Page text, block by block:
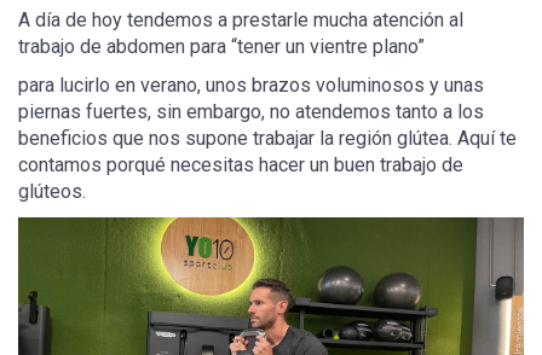
A día de hoy tendemos a prestarle mucha atención al
trabajo de abdomen para “tener un vientre plano”
para lucirlo en verano, unos brazos voluminosos y unas
piernas fuertes, sin embargo, no atendemos tanto a los
beneficios que nos supone trabajar la región glútea. Aquí te
contamos porqué necesitas hacer un buen trabajo de
glúteos.